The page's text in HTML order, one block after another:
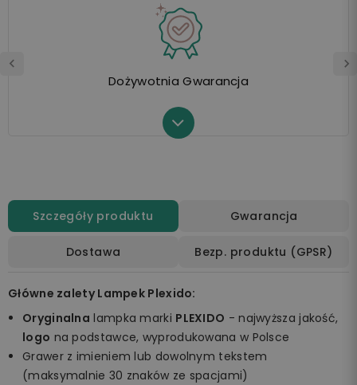
Dożywotnia Gwarancja
Szczegóły produktu Gwarancja
Dostawa Bezp. produktu (GPSR)
Główne zalety Lampek Plexido:
Oryginalna lampka marki PLEXIDO - najwyższa jakość,
logo na podstawce, wyprodukowana w Polsce
Grawer z imieniem lub dowolnym tekstem
(maksymalnie 30 znaków ze spacjami)